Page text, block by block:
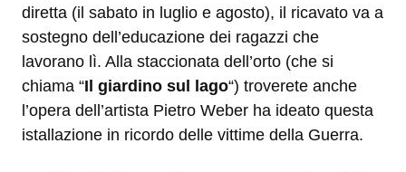
diretta (il sabato in luglio e agosto), il ricavato va a
sostegno dell’educazione dei ragazzi che
lavorano lì. Alla staccionata dell’orto (che si
chiama “Il giardino sul lago“) troverete anche
l’opera dell’artista Pietro Weber ha ideato questa
istallazione in ricordo delle vittime della Guerra.